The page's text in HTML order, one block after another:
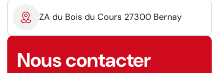
ZA du Bois du Cours 27300 Bernay
Nous contacter